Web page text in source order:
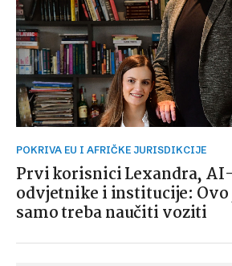
POKRIVA EU I AFRIČKE JURISDIKCIJE
Prvi korisnici Lexandra,
odvjetnike i institucije:
samo treba naučiti voziti